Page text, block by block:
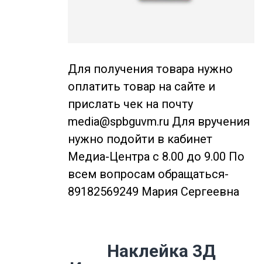
Для получения товара нужно
оплатить товар на сайте и
прислать чек на почту
media@spbguvm.ru Для вручения
нужно подойти в кабинет
Медиа-Центра с 8.00 до 9.00 По
всем вопросам обращаться-
89182569249 Мария Сергеевна
Наклейка 3Д